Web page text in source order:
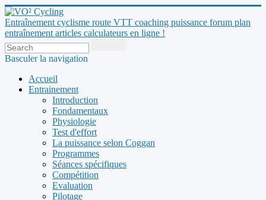
Entraînement cyclisme route VTT coaching puissance forum plan
entraînement articles calculateurs en ligne !
Basculer la navigation
Accueil
Entrainement
Introduction
Fondamentaux
Physiologie
Test d'effort
La puissance selon Coggan
Programmes
Séances spécifiques
Compétition
Evaluation
Pilotage